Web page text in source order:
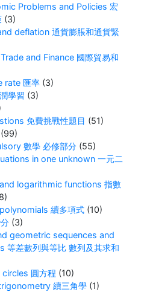
Problems and Policies 宏
(3)
deflation 通貨膨脹和通貨緊
and Finance 國際貿易和
rate 匯率 (3)
學習 (3)
免費挑戰性題目 (51)
(99)
數學 必修部分 (55)
in one unknown 一元二
logarithmic functions 指數
續多項式 (10)
(3)
geometric sequences and
差數列與等比 數列及其求和
圓方程 (10)
續三角學 (1)